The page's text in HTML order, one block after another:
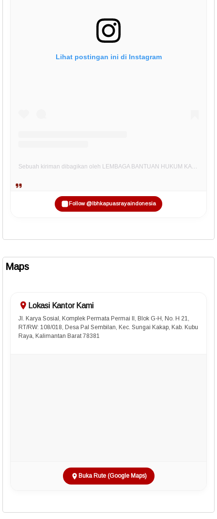
Lihat postingan ini di Instagram
Sebuah kiriman dibagikan oleh LEMBAGA BANTUAN HUKUM KAPUAS RAYA INDONESIA (@lbhkapuasrayaindonesia)
Follow @lbhkapuasrayaindonesia
Maps
Lokasi Kantor Kami
Jl. Karya Sosial, Komplek Permata Permai II, Blok G-H, No. H 21,
RT/RW: 108/018, Desa Pal Sembilan, Kec. Sungai Kakap, Kab. Kubu
Raya, Kalimantan Barat 78381
Buka Rute (Google Maps)